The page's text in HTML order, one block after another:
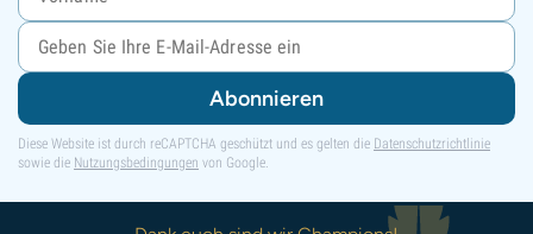
Abonnieren
Diese Website ist durch reCAPTCHA geschützt und es gelten die Datenschutzrichtlinie
sowie die Nutzungsbedingungen von Google.